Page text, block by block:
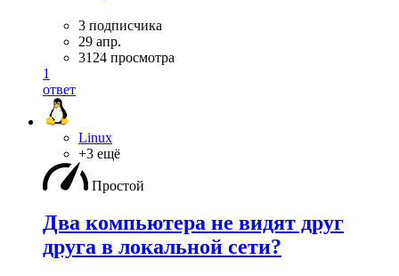
3 подписчика
29 апр.
3124 просмотра
1
ответ
Linux
+3 ещё
Простой
Два компьютера не видят друг
друга в локальной сети?